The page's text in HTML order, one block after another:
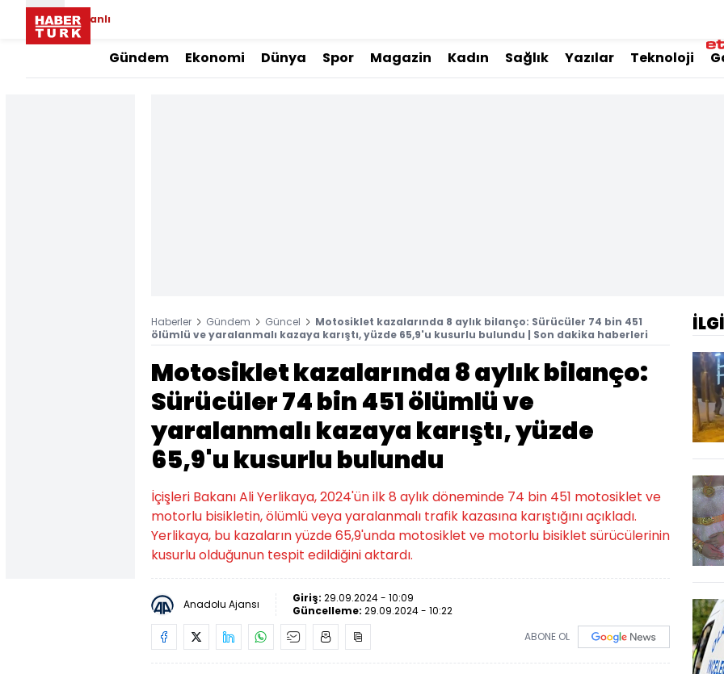
Canlı
Gündem Ekonomi Dünya Spor Magazin Kadın Sağlık Yazılar Teknoloji
Haberler Gündem Güncel
Motosiklet kazalarında 8 aylık bilanço: Sürücüler 74 bin 451
ölümlü ve yaralanmalı kazaya karıştı, yüzde 65,9'u kusurlu bulundu | Son dakika haberleri
Motosiklet kazalarında 8 aylık bilanço:
Sürücüler 74 bin 451 ölümlü ve
yaralanmalı kazaya karıştı, yüzde
65,9'u kusurlu bulundu
İçişleri Bakanı Ali Yerlikaya, 2024'ün ilk 8 aylık döneminde 74 bin 451 motosiklet ve
motorlu bisikletin, ölümlü veya yaralanmalı trafik kazasına karıştığını açıkladı.
Yerlikaya, bu kazaların yüzde 65,9'unda motosiklet ve motorlu bisiklet sürücülerinin
kusurlu olduğunun tespit edildiğini aktardı.
Anadolu Ajansı Giriş: 29.09.2024 - 10:09
Güncelleme: 29.09.2024 - 10:22
ABONE OL